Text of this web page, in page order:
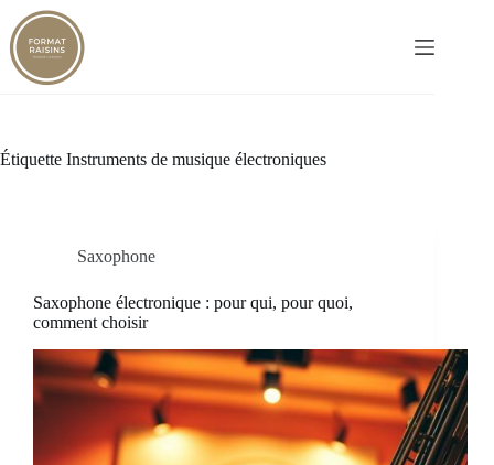
Passer
au
contenu
Étiquette Instruments de musique électroniques
Saxophone
Saxophone électronique : pour qui, pour quoi,
comment choisir